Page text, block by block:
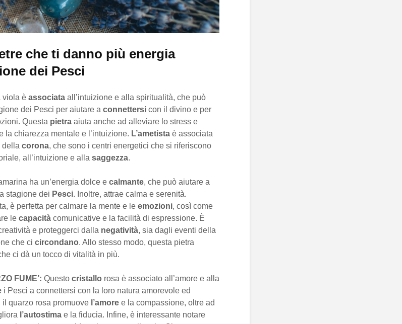
che ti danno più energia
dei Pesci
viola è associata all’intuizione e alla spiritualità, che può
dei Pesci per aiutare a connettersi con il divino e per
Questa pietra aiuta anche ad alleviare lo stress e
la chiarezza mentale e l’intuizione. L’ametista è associata
della corona, che sono i centri energetici che si riferiscono
all’intuizione e alla saggezza.
ha un’energia dolce e calmante, che può aiutare a
stagione dei Pesci. Inoltre, attrae calma e serenità.
è perfetta per calmare la mente e le emozioni, così come
le capacità comunicative e la facilità di espressione. È
e proteggerci dalla negatività, sia dagli eventi della
che ci circondano. Allo stesso modo, questa pietra
ci dà un tocco di vitalità in più.
FUME’: Questo cristallo rosa è associato all’amore e alla
i Pesci a connettersi con la loro natura amorevole ed
quarzo rosa promuove l’amore e la compassione, oltre ad
l’autostima e la fiducia. Infine, è interessante notare